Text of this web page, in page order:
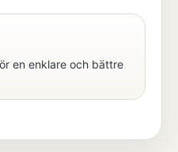
en enklare och bättre